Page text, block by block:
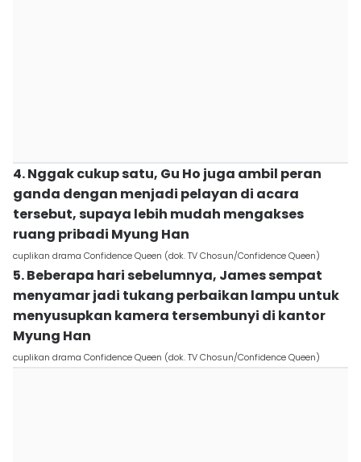
4. Nggak cukup satu, Gu Ho juga ambil peran
ganda dengan menjadi pelayan di acara
tersebut, supaya lebih mudah mengakses
ruang pribadi Myung Han
cuplikan drama Confidence Queen (dok. TV Chosun/Confidence Queen)
5. Beberapa hari sebelumnya, James sempat
menyamar jadi tukang perbaikan lampu untuk
menyusupkan kamera tersembunyi di kantor
Myung Han
cuplikan drama Confidence Queen (dok. TV Chosun/Confidence Queen)